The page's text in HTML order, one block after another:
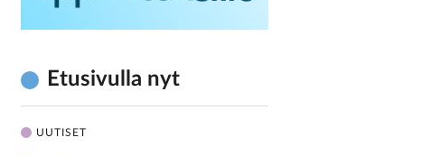
Etusivulla nyt
UUTISET